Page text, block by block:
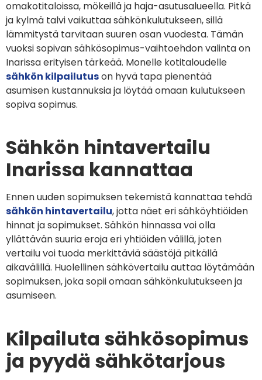
omakotitaloissa, mökeillä ja haja-asutusalueella. Pitkä
ja kylmä talvi vaikuttaa sähkönkulutukseen, sillä
lämmitystä tarvitaan suuren osan vuodesta. Tämän
vuoksi sopivan sähkösopimus-vaihtoehdon valinta on
Inarissa erityisen tärkeää. Monelle kotitaloudelle
sähkön kilpailutuson hyvä tapa pienentää
asumisen kustannuksia ja löytää omaan kulutukseen
sopiva sopimus.
Sähkön hintavertailu
Inarissa kannattaa
Ennen uuden sopimuksen tekemistä kannattaa tehdä
sähkön hintavertailu, jotta näet eri sähköyhtiöiden
hinnat ja sopimukset. Sähkön hinnassa voi olla
yllättävän suuria eroja eri yhtiöiden välillä, joten
vertailu voi tuoda merkittäviä säästöjä pitkällä
aikavälillä. Huolellinen sähkövertailu auttaa löytämään
sopimuksen, joka sopii omaan sähkönkulutukseen ja
asumiseen.
Kilpailuta sähkösopimus
ja pyydä sähkötarjous